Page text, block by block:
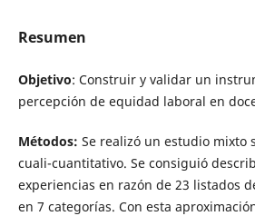
Resumen
Objetivo: Construir y validar un
percepción de equidad laboral en
Métodos: Se realizó un estudio mixto
cuali-cuantitativo. Se consiguió
experiencias en razón de 23 listados
en 7 categorías. Con esta